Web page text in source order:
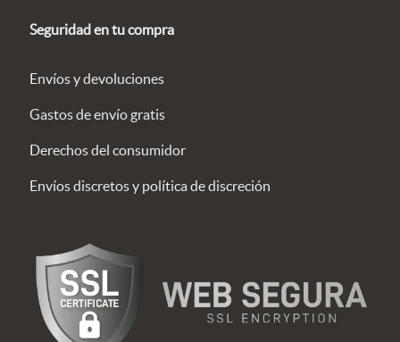
Seguridad en tu compra
Envíos y devoluciones
Gastos de envío gratis
Derechos del consumidor
Envíos discretos y política de discreción